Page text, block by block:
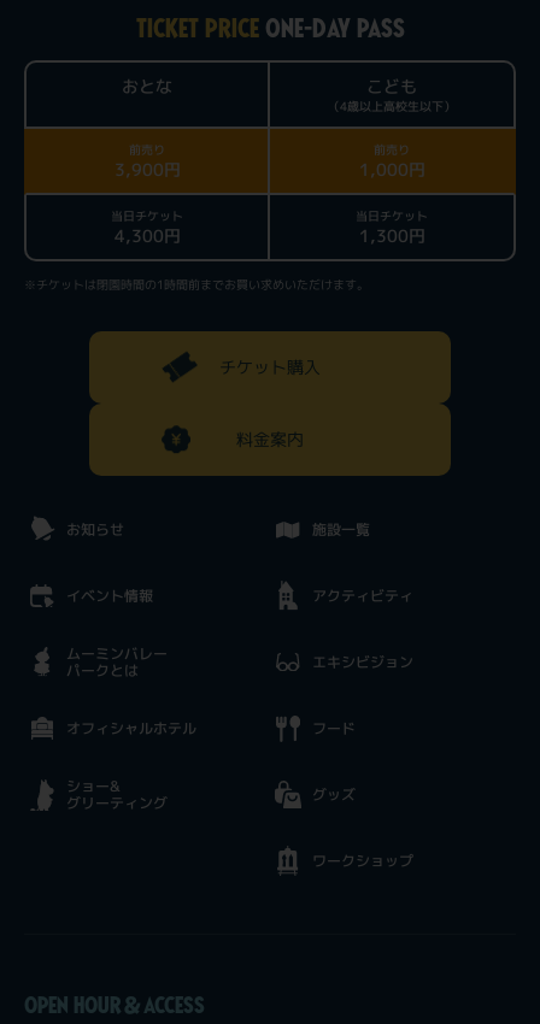
TICKET PRICEONE-DAY PASS
おとな こども
（4歳以上高校生以下）
前売り
3,900円
前売り
1,000円
当日チケット
4,300円
当日チケット
1,300円
※チケットは閉園時間の1時間前までお買い求めいただけます。
チケット購入
料金案内
お知らせ
イベント情報
ムーミンバレー
パークとは
オフィシャルホテル
ショー&
グリーティング
施設一覧
アクティビティ
エキシビジョン
フード
グッズ
ワークショップ
OPEN HOUR & ACCESS